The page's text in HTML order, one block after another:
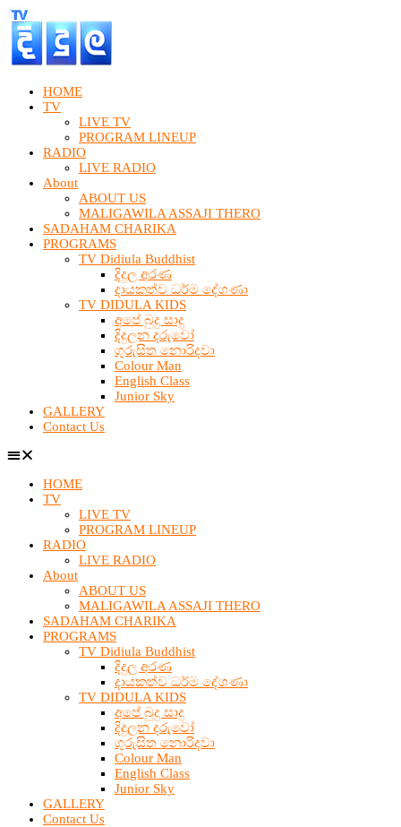
HOME
TV
LIVE TV
PROGRAM LINEUP
RADIO
LIVE RADIO
About
ABOUT US
MALIGAWILA ASSAJI THERO
SADAHAM CHARIKA
PROGRAMS
TV Didiula Buddhist
දිදුල අරණ
දායකත්ව ධර්ම දේශණා
TV DIDULA KIDS
අපේ බුදු සාදු
දිදුලන දරුවෝ
ගුරුසිත නොරිදවා
Colour Man
English Class
Junior Sky
GALLERY
Contact Us
HOME
TV
LIVE TV
PROGRAM LINEUP
RADIO
LIVE RADIO
About
ABOUT US
MALIGAWILA ASSAJI THERO
SADAHAM CHARIKA
PROGRAMS
TV Didiula Buddhist
දිදුල අරණ
දායකත්ව ධර්ම දේශණා
TV DIDULA KIDS
අපේ බුදු සාදු
දිදුලන දරුවෝ
ගුරුසිත නොරිදවා
Colour Man
English Class
Junior Sky
GALLERY
Contact Us